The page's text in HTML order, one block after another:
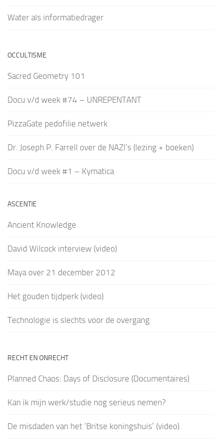
Water als informatiedrager
OCCULTISME
Sacred Geometry 101
Docu v/d week #74 – UNREPENTANT
PizzaGate pedofilie netwerk
Dr. Joseph P. Farrell over de NAZI’s (lezing + boeken)
Docu v/d week #1 – Kymatica
ASCENTIE
Ancient Knowledge
David Wilcock interview (video)
Maya over 21 december 2012
Het gouden tijdperk (video)
Technologie is slechts voor de overgang
RECHT EN ONRECHT
Planned Chaos: Days of Disclosure (Documentaires)
Kan ik mijn werk/studie nog serieus nemen?
De misdaden van het ‘Britse koningshuis’ (video)